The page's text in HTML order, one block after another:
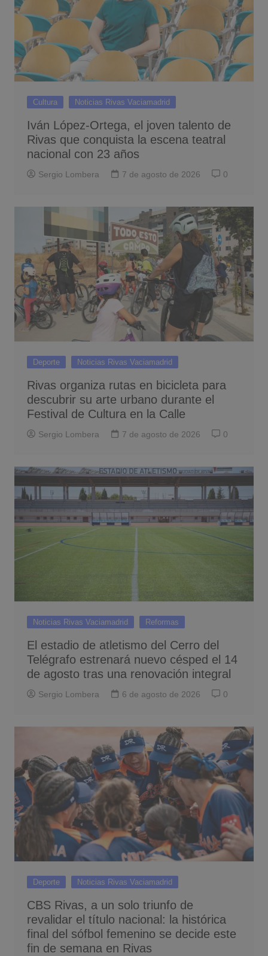
Cultura Noticias Rivas Vaciamadrid
Iván López-Ortega, el joven talento de
Rivas que conquista la escena teatral
nacional con 23 años
Sergio Lombera 7 de agosto de 2026 0
Deporte Noticias Rivas Vaciamadrid
Rivas organiza rutas en bicicleta para
descubrir su arte urbano durante el
Festival de Cultura en la Calle
Sergio Lombera 7 de agosto de 2026 0
Noticias Rivas Vaciamadrid Reformas
El estadio de atletismo del Cerro del
Telégrafo estrenará nuevo césped el 14
de agosto tras una renovación integral
Sergio Lombera 6 de agosto de 2026 0
Deporte Noticias Rivas Vaciamadrid
CBS Rivas, a un solo triunfo de
revalidar el título nacional: la histórica
final del sófbol femenino se decide este
fin de semana en Rivas